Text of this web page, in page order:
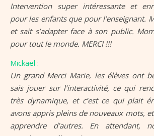
Intervention super intéressante et
pour les enfants que pour l’enseignant.
et sait s’adapter face à son public.
pour tout le monde. MERCI !!!
Mickaël :
Un grand Merci Marie, les élèves ont
sais jouer sur l’interactivité, ce qui
très dynamique, et c’est ce qui plait
avons appris pleins de nouveaux mots,
apprendre d’autres. En attendant,